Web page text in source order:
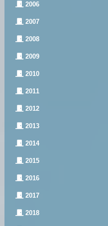
2006
2007
2008
2009
2010
2011
2012
2013
2014
2015
2016
2017
2018